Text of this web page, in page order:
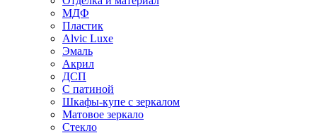
МДФ
Пластик
Alvic Luxe
Эмаль
Акрил
ДСП
С патиной
Шкафы-купе с зеркалом
Матовое зеркало
Стекло